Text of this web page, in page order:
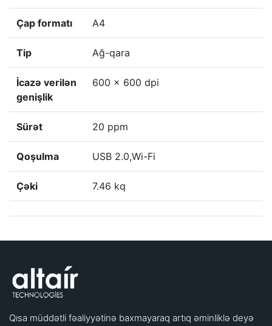
Çap formatı A4
Tip Ağ-qara
İcazə verilən
genişlik
600 x 600 dpi
Sürət 20 ppm
Qoşulma USB 2.0,Wi-Fi
Çəki 7.46 kq
Qısa müddətli fəaliyyətinə baxmayaraq artıq əminliklə deyə